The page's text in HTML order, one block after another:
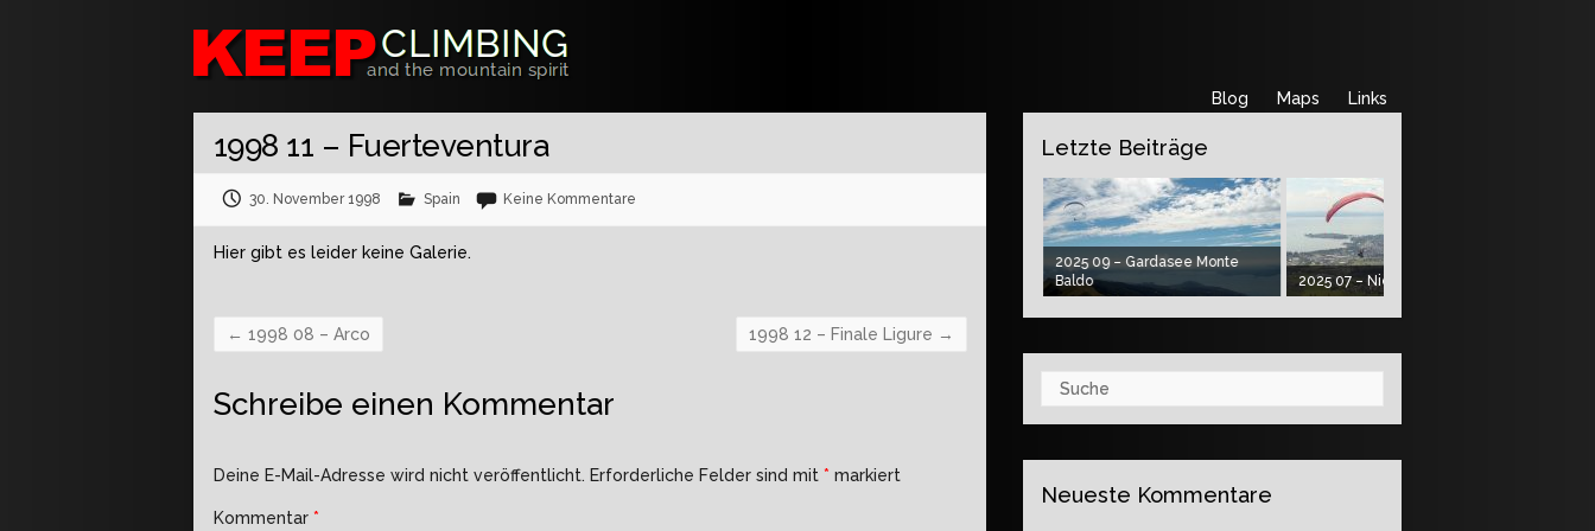
Links
Maps
Blog
1998 11 – Fuerteventura
30. November 1998 Spain Keine Kommentare
Hier gibt es leider keine Galerie.
← 1998 08 – Arco 1998 12 – Finale Ligure →
Schreibe einen Kommentar
Deine E-Mail-Adresse wird nicht veröffentlicht. Erforderliche Felder sind mit * markiert
Kommentar *
Letzte Beiträge
2025 09 – Gardasee Monte
Baldo
2025 07 – Niedere und Pfänder
Suche
Neueste Kommentare